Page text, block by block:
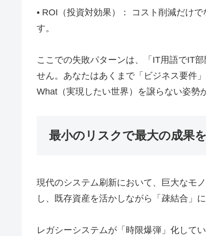
• ROI（投資対効果）： コスト削減だけ
す。
ここでの失敗パターンは、「IT用語でIT
せん。あなたはあくまで「ビジネス要件
What（実現したい世界）を譲らない姿勢
最小のリスクで最大の成果
現代のシステム刷新において、巨大なモ
し、既存資産を活かしながら「疎結合」
レガシーシステムが「時限爆弾」化して